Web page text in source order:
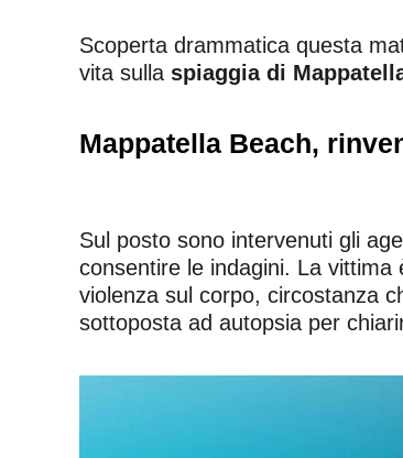
Scoperta drammatica questa
vita sulla spiaggia di
Mappatella Beach,
Sul posto sono intervenuti gli
consentire le indagini. La vittima
violenza sul corpo, circostanza
sottoposta ad autopsia per